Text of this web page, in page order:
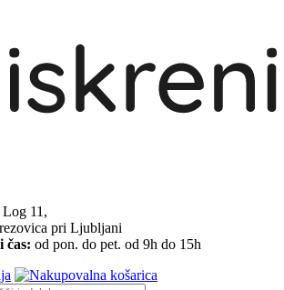
Log 11,
pri Ljubljani
čas: od pon. do pet. od 9h do 15h